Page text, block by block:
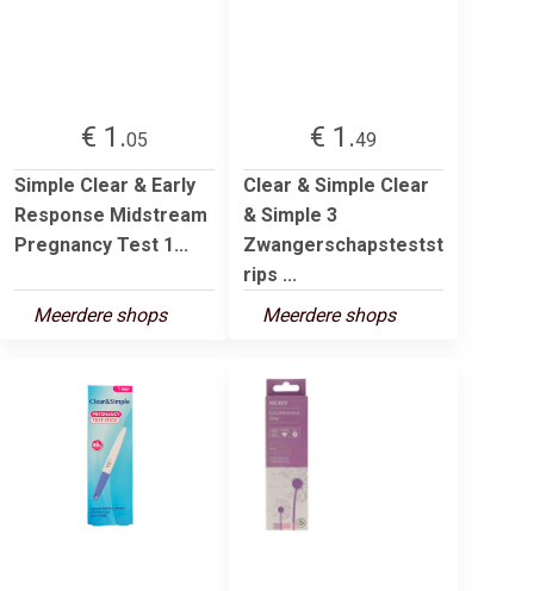
€ 1.05
Simple Clear & Early
Response Midstream
Pregnancy Test 1...
Meerdere shops
€ 1.49
Clear & Simple Clear
& Simple 3
Zwangerschapstestst
rips ...
Meerdere shops